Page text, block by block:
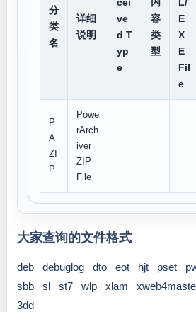
分
类
名
详细
说明
ve
d T
yp
e
容
类
型
E
X
E
Fil
e
P
A
ZI
P
Powe
rArch
iver
ZIP
File
大家查询的文件格式
deb debuglog dto eot hjt pset
sbb
sl st7 wlp xlam
3dd